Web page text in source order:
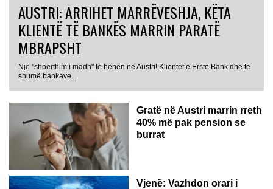
AUSTRI: ARRIHET MARRËVESHJA, KËTA
KLIENTË TË BANKËS MARRIN PARATË
MBRAPSHT
Një "shpërthim i madh" të hënën në Austri! Klientët e Erste Bank dhe të
shumë bankave...
Gratë në Austri marrin rreth
40% më pak pension se
burrat
Vjenë: Vazhdon orari i